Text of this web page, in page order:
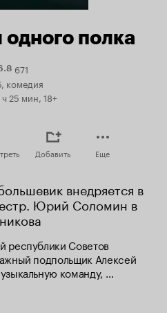
полка
Рейтинг
671
комедия
25 мин, 18+
Добавить Еще
внедряется в
Юрий Соломин в
республики Советов
подпольщик Алексей
команду,
командования белой